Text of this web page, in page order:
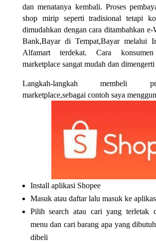
dan menatanya kembali. Proses
shop mirip seperti tradisional tetapi
dimudahkan dengan cara ditambahkan e-
Bank,Bayar di Tempat,Bayar melalui
Alfamart terdekat. Cara
marketplace sangat mudah dan
Langkah-langkah membeli
marketplace,sebagai contoh saya
Install aplikasi Shopee
Masuk atau daftar lalu masuk ke
Pilih search atau cari yang terletak
menu dan cari barang apa yang
dibeli